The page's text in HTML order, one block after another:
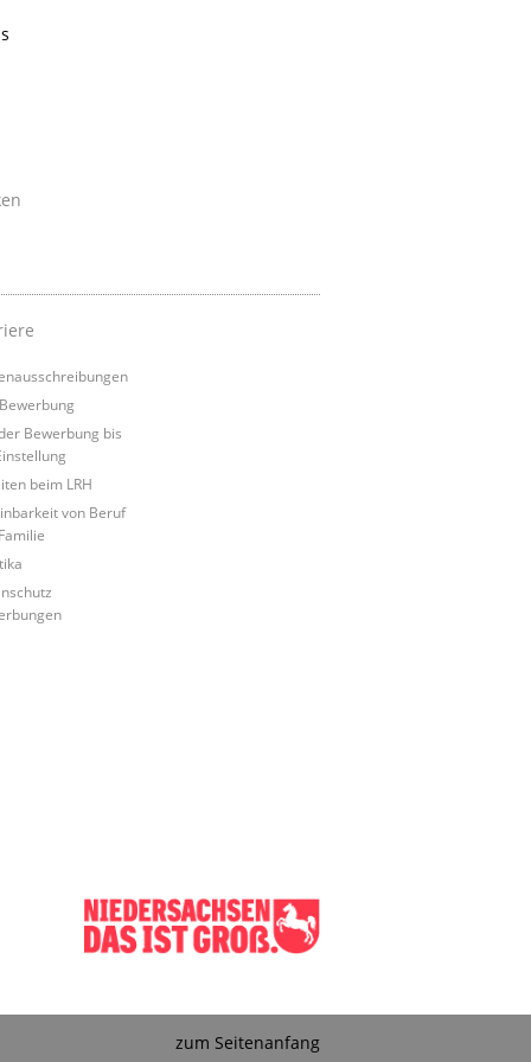
Bewerbung bis
beim LRH
von Beruf
zum Seitenanfang